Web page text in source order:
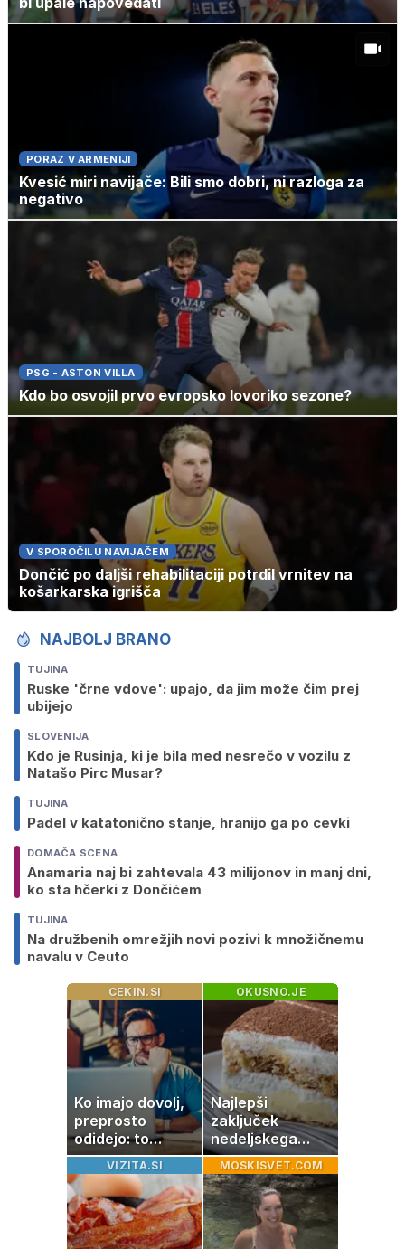
PORAZ V ARMENIJI
Kvesić miri navijače: Bili smo dobri, ni razloga za
negativo
PSG - ASTON VILLA
Kdo bo osvojil prvo evropsko lovoriko sezone?
V SPOROČILU NAVIJAČEM
Dončić po daljši rehabilitaciji potrdil vrnitev na
košarkarska igrišča
NAJBOLJ BRANO
TUJINA
Ruske 'črne vdove': upajo, da jim može čim prej
ubijejo
SLOVENIJA
Kdo je Rusinja, ki je bila med nesrečo v vozilu z
Natašo Pirc Musar?
TUJINA
Padel v katatonično stanje, hranijo ga po cevki
DOMAČA SCENA
Anamaria naj bi zahtevala 43 milijonov in manj dni,
ko sta hčerki z Dončićem
TUJINA
Na družbenih omrežjih novi pozivi k množičnemu
navalu v Ceuto
CEKIN.SI
Ko imajo dovolj,
preprosto
odidejo: to
znamenje
najpogosteje da
odpoved
OKUSNO.JE
Najlepši
zaključek
nedeljskega
kosila: 8 sladic
brez peke, ki se
jih vsi veselijo
VIZITA.SI MOSKISVET.COM